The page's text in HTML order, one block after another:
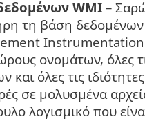
WMI –
τη βάση
Instrumentation
ονομάτων, όλες
και όλες τις
σε μολυσμένα
λογισμικό που